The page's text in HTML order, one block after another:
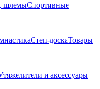
шлемыСпортивные
Степ-доскаТовары
и аксессуары